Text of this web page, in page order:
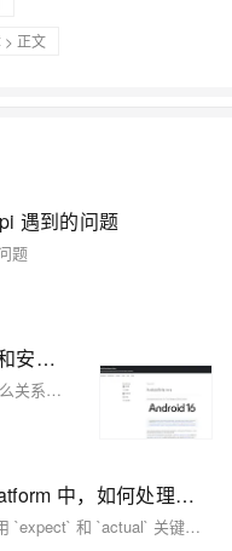
> 正文
遇到的问题
题
Android API Level 到底是什么？和安卓什么关系？应用发布如何知道自己的版本？优雅草卓伊凡
Android API Level 到底是什么？和安卓什么关系？应用发布如何知道自己的版本？优雅草卓伊凡
Android经典实战之Kotlin Multiplatform 中，如何处理不同平台的 API 调用
本文介绍Kotlin Multiplatform (KMP) 中使用 `expect` 和 `actual` 关键字处理多平台API调用的方法。通过共通代码集定义预期API，各平台提供具体实现，编译器确保正确匹配，支持依赖注入、枚举类处理等，实现跨平台代码重用与原生性能。附带示例展示如何定义跨平台函数与类。